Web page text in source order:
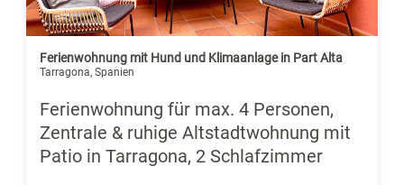
Ferienwohnung mit Hund und Klimaanlage in Part Alta
Tarragona, Spanien
Ferienwohnung für max. 4 Personen,
Zentrale & ruhige Altstadtwohnung mit
Patio in Tarragona, 2 Schlafzimmer